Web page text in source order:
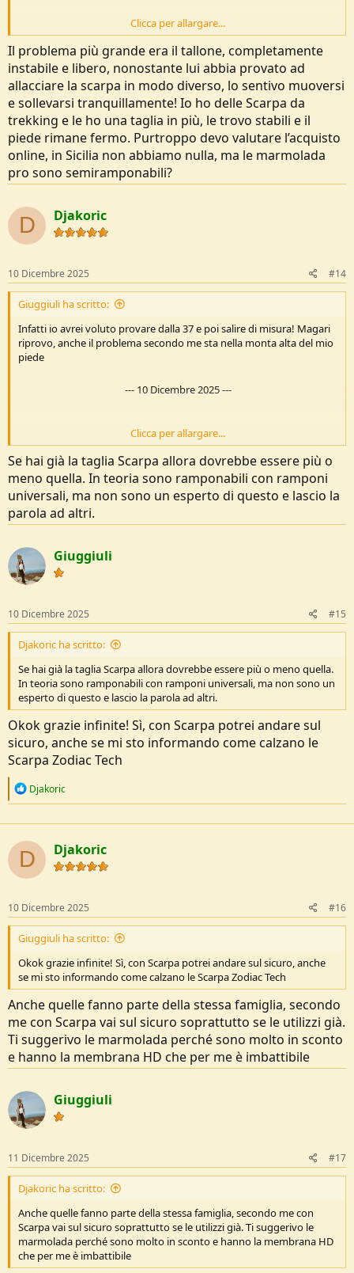
Secondo me prova le Marmolada PRO che avendo la membrana HD
tengono meglio di tutti gli altri modelli in goretex, climbing zone,
ramponi universali e sono leggermente più strette in punta rispetto
alle Trango di LaSportiva (che tra l'altro non so se abbiano ancora
l'interno dell'imbottitura sopra il malleolo ancora sporgente, il
modo migliore per inzupparsi). E soprattutto le stanno svendendo
perchè sostituite dai Ribelle.
I numeri della Scarpa sono tendenzialmente un numero/un numero
e mezzo in più rispetto alle sneakers (ma ovviamente vanno
provate).
io mi ci trovo bene, ma le Trango secondo me erano più comode ma
Clicca per allargare...
Il problema più grande era il tallone, completamente
instabile e libero, nonostante lui abbia provato ad
allacciare la scarpa in modo diverso, lo sentivo muoversi
e sollevarsi tranquillamente! Io ho delle Scarpa da
trekking e le ho una taglia in più, le trovo stabili e il
piede rimane fermo. Purtroppo devo valutare l’acquisto
online, in Sicilia non abbiamo nulla, ma le marmolada
pro sono semiramponabili?
D Djakoric
10 Dicembre 2025 #14
Giuggiuli ha scritto:
Infatti io avrei voluto provare dalla 37 e poi salire di misura! Magari
riprovo, anche il problema secondo me sta nella monta alta del mio
piede
--- 10 Dicembre 2025---
Il problema più grande era il tallone, completamente instabile e
libero, nonostante lui abbia provato ad allacciare la scarpa in modo
diverso, lo sentivo muoversi e sollevarsi tranquillamente! Io ho delle
Scarpa da trekking e le ho una taglia in più, le trovo stabili e il piede
rimane fermo. Purtroppo devo valutare l’acquisto online, in Sicilia
non abbiamo nulla, ma le marmolada pro sono semiramponabili?
Clicca per allargare...
Se hai già la taglia Scarpa allora dovrebbe essere più o
meno quella. In teoria sono ramponabili con ramponi
universali, ma non sono un esperto di questo e lascio la
parola ad altri.
Giuggiuli
10 Dicembre 2025 #15
Djakoric ha scritto:
Se hai già la taglia Scarpa allora dovrebbe essere più o meno quella.
In teoria sono ramponabili con ramponi universali, ma non sono un
esperto di questo e lascio la parola ad altri.
Okok grazie infinite! Sì, con Scarpa potrei andare sul
sicuro, anche se mi sto informando come calzano le
Scarpa Zodiac Tech
R
c
t
i
o
n
:
Djakoric
D Djakoric
10 Dicembre 2025 #16
Giuggiuli ha scritto:
Okok grazie infinite! Sì, con Scarpa potrei andare sul sicuro, anche
se mi sto informando come calzano le Scarpa Zodiac Tech
Anche quelle fanno parte della stessa famiglia, secondo
me con Scarpa vai sul sicuro soprattutto se le utilizzi già.
Ti suggerivo le marmolada perché sono molto in sconto
e hanno la membrana HD che per me è imbattibile
Giuggiuli
11 Dicembre 2025 #17
Djakoric ha scritto:
Anche quelle fanno parte della stessa famiglia, secondo me con
Scarpa vai sul sicuro soprattutto se le utilizzi già. Ti suggerivo le
marmolada perché sono molto in sconto e hanno la membrana HD
che per me è imbattibile